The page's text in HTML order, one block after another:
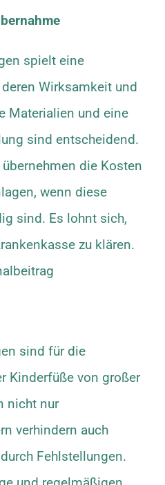
spielt eine
Wirksamkeit und
Materialien und eine
sind entscheidend.
die Kosten
wenn diese
sind. Es lohnt sich,
zu klären.
sind für die
Kinderfüße von großer
nicht nur
verhindern auch
Fehlstellungen.